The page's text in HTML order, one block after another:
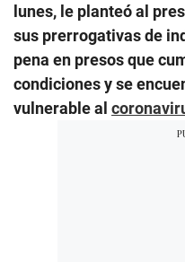
lunes, le planteó al
sus prerrogativas de
pena en presos que
condiciones y se
vulnerable al